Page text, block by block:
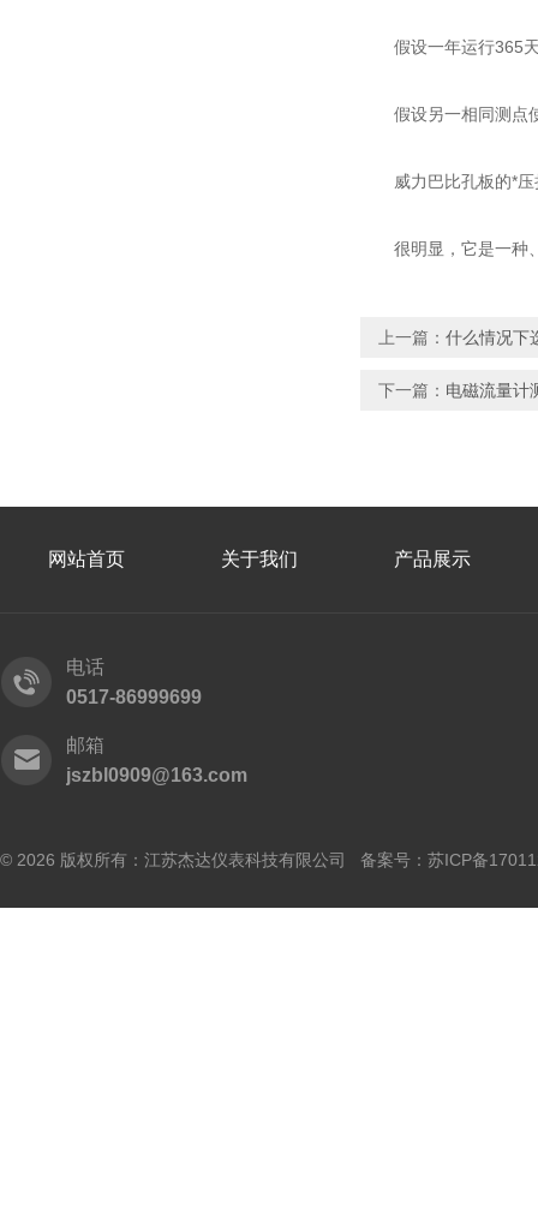
假设一年运行365天
假设另一相同测点使
威力巴比孔板的*压
很明显，它是一种
上一篇： 什么情况下
下一篇： 电磁流量计
网站首页 关于我们 产品展示
电话
0517-86999699
邮箱
jszbl0909@163.com
© 2026 版权所有：江苏杰达仪表科技有限公司 备案号： 苏ICP备